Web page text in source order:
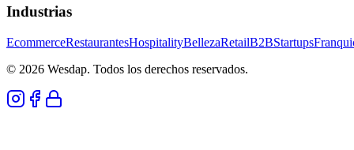
Industrias
EcommerceRestaurantesHospitalityBellezaRetailB2BStartups
© 2026 Wesdap. Todos los derechos reservados.